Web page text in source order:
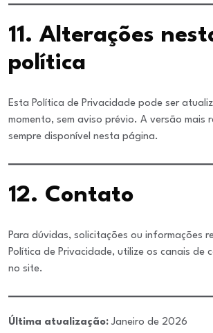
11. Alterações
política
Esta Política de Privacidade pode ser
momento, sem aviso prévio. A versão mais
sempre disponível nesta página.
12. Contato
Para dúvidas, solicitações ou informações
Política de Privacidade, utilize os canais de
no site.
Última atualização: Janeiro de 2026